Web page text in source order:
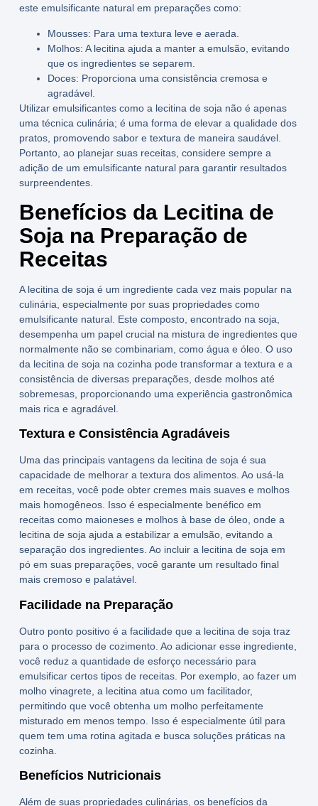
este emulsificante natural em preparações como:
Mousses: Para uma textura leve e aerada.
Molhos: A lecitina ajuda a manter a emulsão, evitando
que os ingredientes se separem.
Doces: Proporciona uma consistência cremosa e
agradável.
Utilizar emulsificantes como a lecitina de soja não é apenas
uma técnica culinária; é uma forma de elevar a qualidade dos
pratos, promovendo sabor e textura de maneira saudável.
Portanto, ao planejar suas receitas, considere sempre a
adição de um emulsificante naturalpara garantir resultados
surpreendentes.
Benefícios da Lecitina de
Soja na Preparação de
Receitas
A lecitina de soja é um ingrediente cada vez mais popular na
culinária, especialmente por suas propriedades como
emulsificante natural. Este composto, encontrado na soja,
desempenha um papel crucial na mistura de ingredientes que
normalmente não se combinariam, como água e óleo. O uso
da lecitina de soja na cozinha pode transformar a textura e a
consistência de diversas preparações, desde molhos até
sobremesas, proporcionando uma experiência gastronômica
mais rica e agradável.
Textura e Consistência Agradáveis
Uma das principais vantagens da lecitina de sojaé sua
capacidade de melhorar a textura dos alimentos. Ao usá-la
em receitas, você pode obter cremes mais suaves e molhos
mais homogêneos. Isso é especialmente benéfico em
receitas como maioneses e molhos à base de óleo, onde a
lecitina de sojaajuda a estabilizar a emulsão, evitando a
separação dos ingredientes. Ao incluir a lecitina de soja em
póem suas preparações, você garante um resultado final
mais cremoso e palatável.
Facilidade na Preparação
Outro ponto positivo é a facilidade que a lecitina de soja traz
para o processo de cozimento. Ao adicionar esse ingrediente,
você reduz a quantidade de esforço necessário para
emulsificar certos tipos de receitas. Por exemplo, ao fazer um
molho vinagrete, a lecitina atua como um facilitador,
permitindo que você obtenha um molho perfeitamente
misturado em menos tempo. Isso é especialmente útil para
quem tem uma rotina agitada e busca soluções práticas na
cozinha.
Benefícios Nutricionais
Além de suas propriedades culinárias, os benefícios da